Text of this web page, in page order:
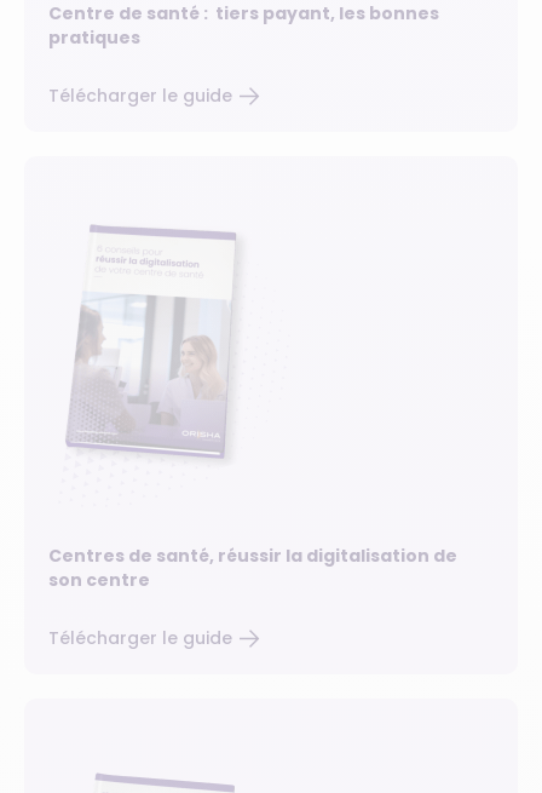
Centre de santé : tiers payant, les bonnes
pratiques
Télécharger le guide
Centres de santé, réussir la digitalisation de
son centre
Télécharger le guide